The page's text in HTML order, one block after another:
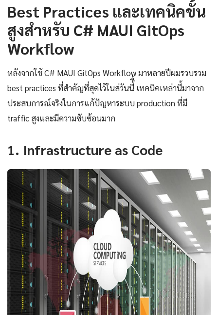
Best Practices และเทคนิคขั้น
สูงสำหรับ C# MAUI GitOps
Workflow
หลังจากใช้ C# MAUI GitOps Workflow มาหลายปีผมรวบรวม
best practices ที่สำคัญที่สุดไว้ในส่วันนี้ี้ เทคนิคเหล่านี้มาจาก
ประสบการณ์จริงในการแก้ปัญหาระบบ production ที่มี
traffic สูงและมีความซับซ้อนมาก
1. Infrastructure as Code